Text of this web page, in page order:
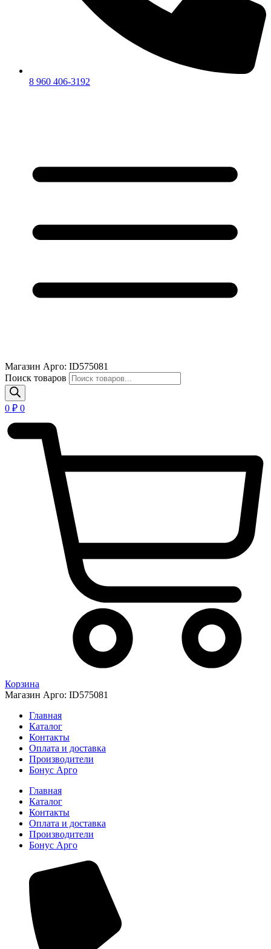
8 960 406-3192
Магазин Арго: ID575081
Поиск товаров
0 ₽ 0
Корзина
Магазин Арго: ID575081
Главная
Каталог
Контакты
Оплата и доставка
Производители
Бонус Арго
Главная
Каталог
Контакты
Оплата и доставка
Производители
Бонус Арго